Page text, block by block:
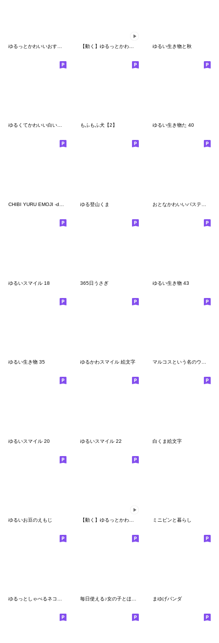
ゆるい生き物と秋
ゆるくてかわいい白い犬の絵文字 もふもふ犬【2】 ゆるい生き物た 40
ゆる登山くま
ゆるいスマイル 18 365日うさぎ ゆるい生き物 43
ゆるい生き物 35 ゆるかわスマイル 絵文字 マルコスという名のウサギ
ゆるいスマイル 20 ゆるいスマイル 22 白くま絵文字
ゆるいお豆のえもじ ミニピンと暮らし
ゆるっとしゃべるネコ絵文字 毎日使える♪女の子とほのぼの動物たち まゆげパンダ